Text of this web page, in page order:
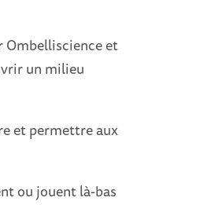
Ombelliscience et
un milieu
et permettre aux
ou jouent là-bas